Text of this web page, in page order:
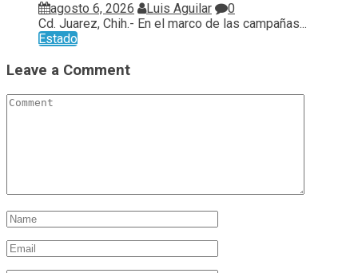
agosto 6, 2026 Luis Aguilar
0
Cd. Juarez, Chih.- En el marco de las campañas...
Estado
Leave a Comment